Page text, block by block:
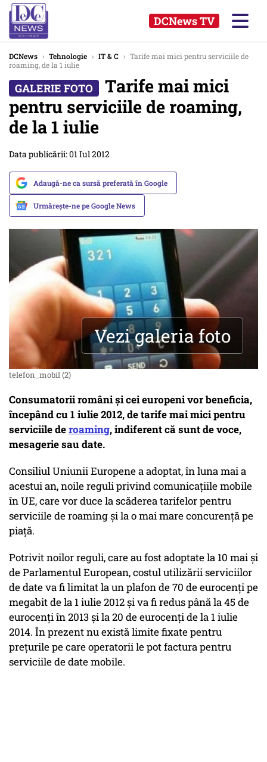
DCNews TV
DCNews › Tehnologie › IT & C › Tarife mai mici pentru serviciile de
roaming, de la 1 iulie
Tarife mai mici
pentru serviciile de roaming,
de la 1 iulie
Data publicării: 01 Iul 2012
Adaugă-ne ca sursă preferată în Google
Urmărește-ne pe Google News
Vezi galeria foto
telefon_mobil (2)
Consumatorii români şi cei europeni vor beneficia,
începând cu 1 iulie 2012, de tarife mai mici pentru
serviciile deroaming, indiferent că sunt de voce,
mesagerie sau date.
Consiliul Uniunii Europene a adoptat, în luna mai a
acestui an, noile reguli privind comunicaţiile mobile
în UE, care vor duce la scăderea tarifelor pentru
serviciile de roaming şi la o mai mare concurenţă pe
piaţă.
Potrivit noilor reguli, care au fost adoptate la 10 mai şi
de Parlamentul European, costul utilizării serviciilor
de date va fi limitat la un plafon de 70 de eurocenţi pe
megabit de la 1 iulie 2012 şi va fi redus până la 45 de
eurocenţi în 2013 şi la 20 de eurocenţi de la 1 iulie
2014. În prezent nu există limite fixate pentru
preţurile pe care operatorii le pot factura pentru
serviciile de date mobile.